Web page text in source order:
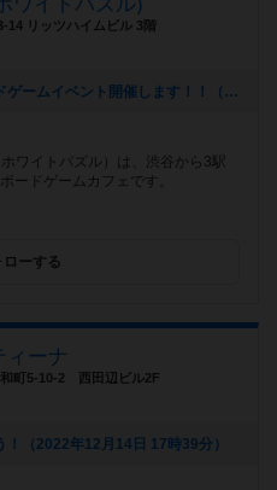
14 リッツハイムビル 3階
[NEW] 【駒沢大学】平日相席ボードゲームイベント開催します！！（2023年02月14日 11時49分）
ワイトパズル）は、渋谷から3駅
ードゲームカフェです。
ローする
ィーナ
和町5-10-2 西田辺ビル2F
（2022年12月14日 17時39分）